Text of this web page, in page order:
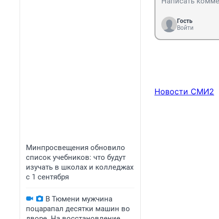
Минпросвещения обновило
список учебников: что будут
изучать в школах и колледжах
с 1 сентября
В Тюмени мужчина
поцарапал десятки машин во
Гость
Войти
Новости СМИ2